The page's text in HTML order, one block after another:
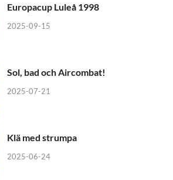
Europacup Luleå 1998
2025-09-15
Sol, bad och Aircombat!
2025-07-21
Klä med strumpa
2025-06-24